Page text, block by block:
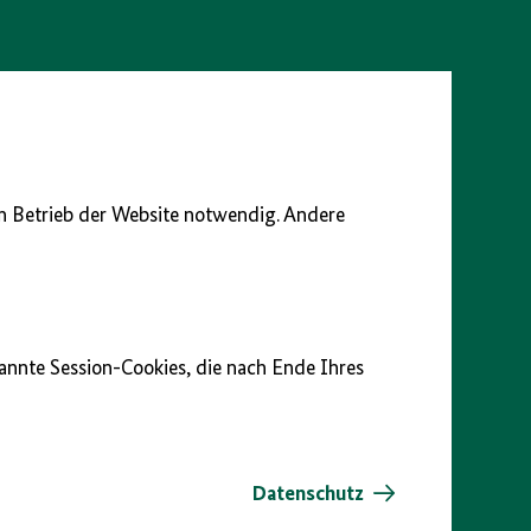
Betrieb der Website notwendig. Andere
Session-Cookies, die nach Ende Ihres
Datenschutz